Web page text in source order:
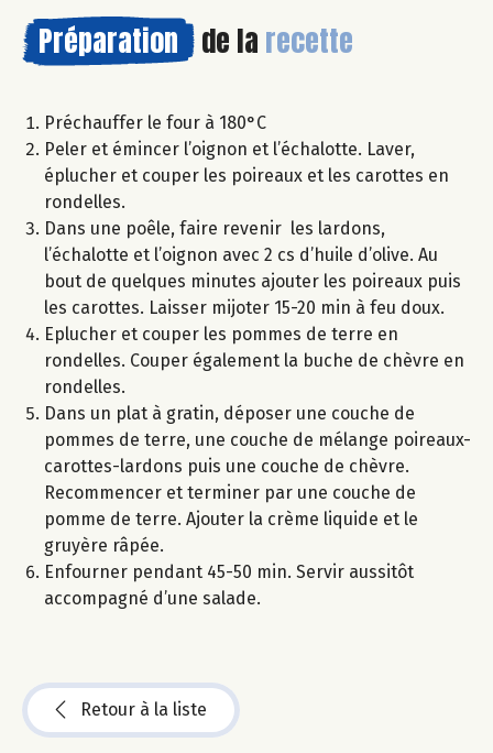
Préparation de la recette
Préchauffer le four à 180°C
Peler et émincer l’oignon et l’échalotte. Laver,
éplucher et couper les poireaux et les carottes en
rondelles.
Dans une poêle, faire revenir les lardons,
l’échalotte et l’oignon avec 2 cs d’huile d’olive. Au
bout de quelques minutes ajouter les poireaux puis
les carottes. Laisser mijoter 15-20 min à feu doux.
Eplucher et couper les pommes de terre en
rondelles. Couper également la buche de chèvre en
rondelles.
Dans un plat à gratin, déposer une couche de
pommes de terre, une couche de mélange poireaux-
carottes-lardons puis une couche de chèvre.
Recommencer et terminer par une couche de
pomme de terre. Ajouter la crème liquide et le
gruyère râpée.
Enfourner pendant 45-50 min. Servir aussitôt
accompagné d’une salade.
Retour à la liste